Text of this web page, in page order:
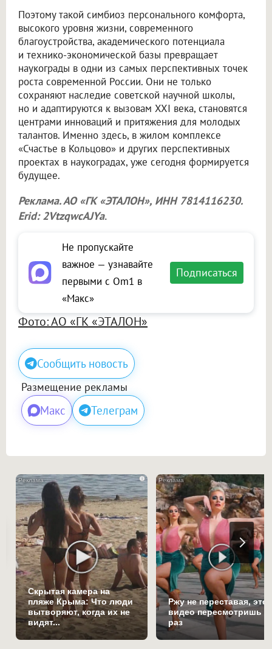
Поэтому такой симбиоз персонального комфорта,
высокого уровня жизни, современного
благоустройства, академического потенциала
и технико-экономической базы превращает
наукограды в одни из самых перспективных точек
роста современной России. Они не только
сохраняют наследие советской научной школы,
но и адаптируются к вызовам XXI века, становятся
центрами инноваций и притяжения для молодых
талантов. Именно здесь, в жилом комплексе
«Счастье в Кольцово» и других перспективных
проектах в наукоградах, уже сегодня формируется
будущее.
Реклама. АО «ГК «ЭТАЛОН», ИНН 7814116230.
Erid: 2VtzqwcAJYa.
Не пропускайте
важное — узнавайте
первыми с Om1 в
«Макс»
Подписаться
Фото: АО «ГК «ЭТАЛОН»
Сообщить новость
Размещение рекламы
Макс Телеграм
i
Скрытая камера на
пляже Крыма: Что люди
вытворяют, когда их не
видят...
Ржу не переставая, это
видео пересмотришь
раз